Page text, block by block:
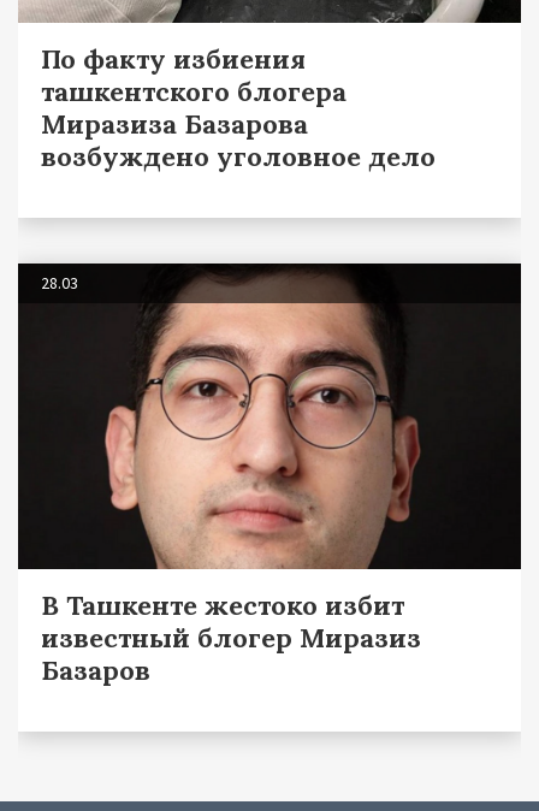
По факту избиения
ташкентского блогера
Миразиза Базарова
возбуждено уголовное дело
28.03
В Ташкенте жестоко избит
известный блогер Миразиз
Базаров